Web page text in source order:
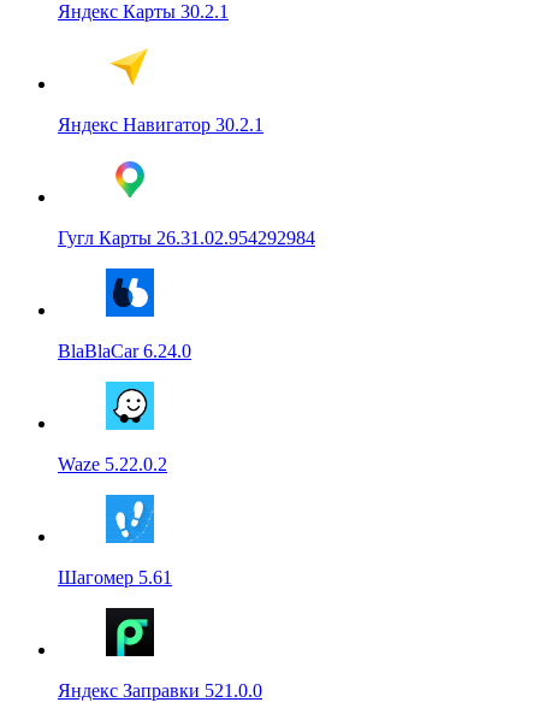
Яндекс Карты 30.2.1
Яндекс Навигатор 30.2.1
Гугл Карты 26.31.02.954292984
BlaBlaCar 6.24.0
Waze 5.22.0.2
Шагомер 5.61
Яндекс Заправки 521.0.0